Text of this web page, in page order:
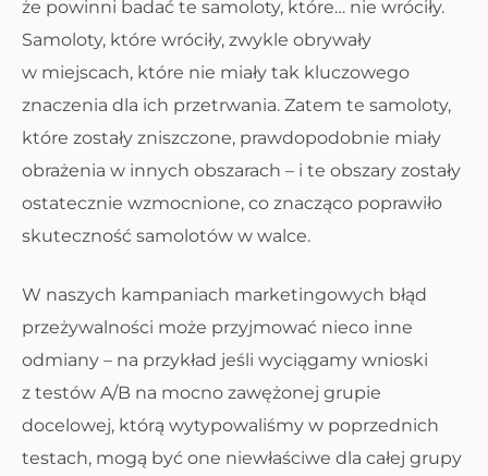
że powinni badać te samoloty, które… nie wróciły.
Samoloty, które wróciły, zwykle obrywały
w miejscach, które nie miały tak kluczowego
znaczenia dla ich przetrwania. Zatem te samoloty,
które zostały zniszczone, prawdopodobnie miały
obrażenia w innych obszarach – i te obszary zostały
ostatecznie wzmocnione, co znacząco poprawiło
skuteczność samolotów w walce.
W naszych kampaniach marketingowych błąd
przeżywalności może przyjmować nieco inne
odmiany – na przykład jeśli wyciągamy wnioski
z testów A/B na mocno zawężonej grupie
docelowej, którą wytypowaliśmy w poprzednich
testach, mogą być one niewłaściwe dla całej grupy